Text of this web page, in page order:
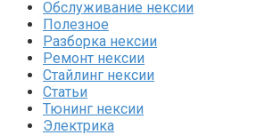
Обслуживание нексии
Полезное
Разборка нексии
Ремонт нексии
Стайлинг нексии
Статьи
Тюнинг нексии
Электрика